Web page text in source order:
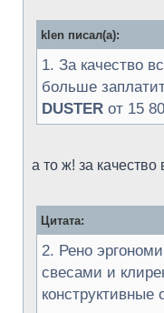
klen писал(а):
1. За качество
больше
DUSTER от 15
а то ж! за качество
Цитата:
2. Рено
свесами и
конструктивные